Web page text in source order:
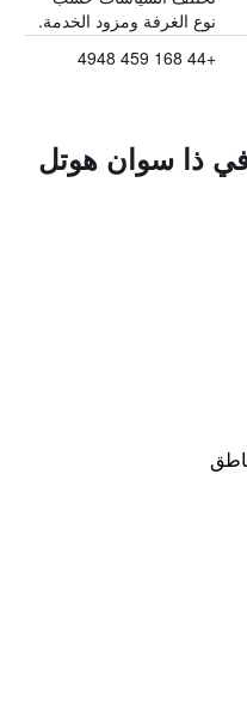
نوع الغرفة ومزود الخدمة.
+44 168 459 4948
في ذا سوان هوتل